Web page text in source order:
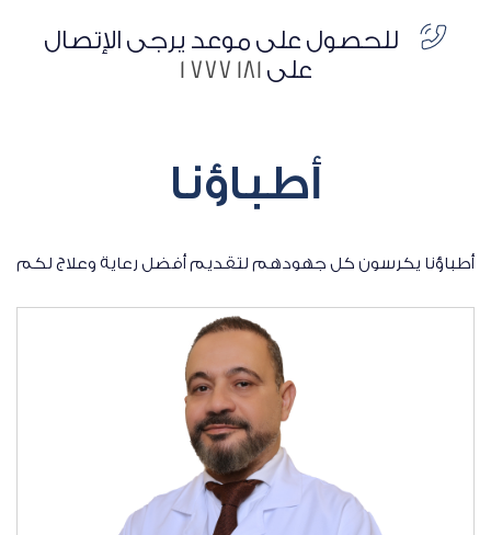
للحصول على موعد يرجى الإتصال
على 181 777 1
أطباؤنا
أطباؤنا يكرسون كل جهودهم لتقديم أفضل رعاية وعلاج لكم